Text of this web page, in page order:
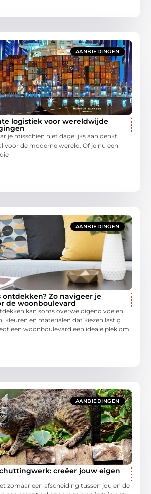
AANBIEDINGEN
logistiek voor wereldwijde
je misschien niet dagelijks aan denkt,
voor de moderne wereld. Of je nu een
AANBIEDINGEN
Zo navigeer je
de woonboulevard
kan soms overweldigend voelen.
kleuren en materialen dat kiezen lastig
een woonboulevard een ideale plek om
AANBIEDINGEN
creëer jouw eigen
zomaar een afscheiding tussen jou en de